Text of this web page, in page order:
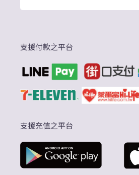
支援付款之平台
支援充值之平台